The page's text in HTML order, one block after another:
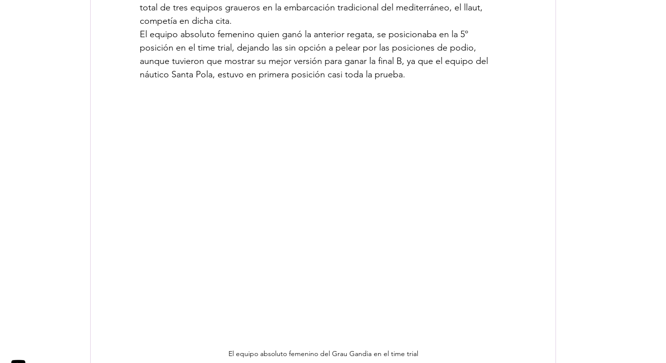
total de tres equipos graueros en la embarcación tradicional del mediterráneo, el llaut,
competía en dicha cita.
El equipo absoluto femenino quien ganó la anterior regata, se posicionaba en la 5º
posición en el time trial, dejando las sin opción a pelear por las posiciones de podio,
aunque tuvieron que mostrar su mejor versión para ganar la final B, ya que el equipo del
náutico Santa Pola, estuvo en primera posición casi toda la prueba.
El equipo absoluto femenino del Grau Gandia en el time trial